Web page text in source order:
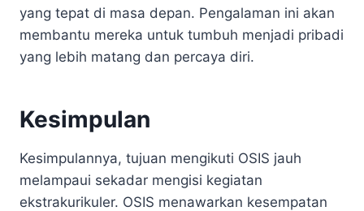
yang tepat di masa depan. Pengalaman ini akan
membantu mereka untuk tumbuh menjadi pribadi
yang lebih matang dan percaya diri.
Kesimpulan
Kesimpulannya, tujuan mengikuti OSIS jauh
melampaui sekadar mengisi kegiatan
ekstrakurikuler. OSIS menawarkan kesempatan